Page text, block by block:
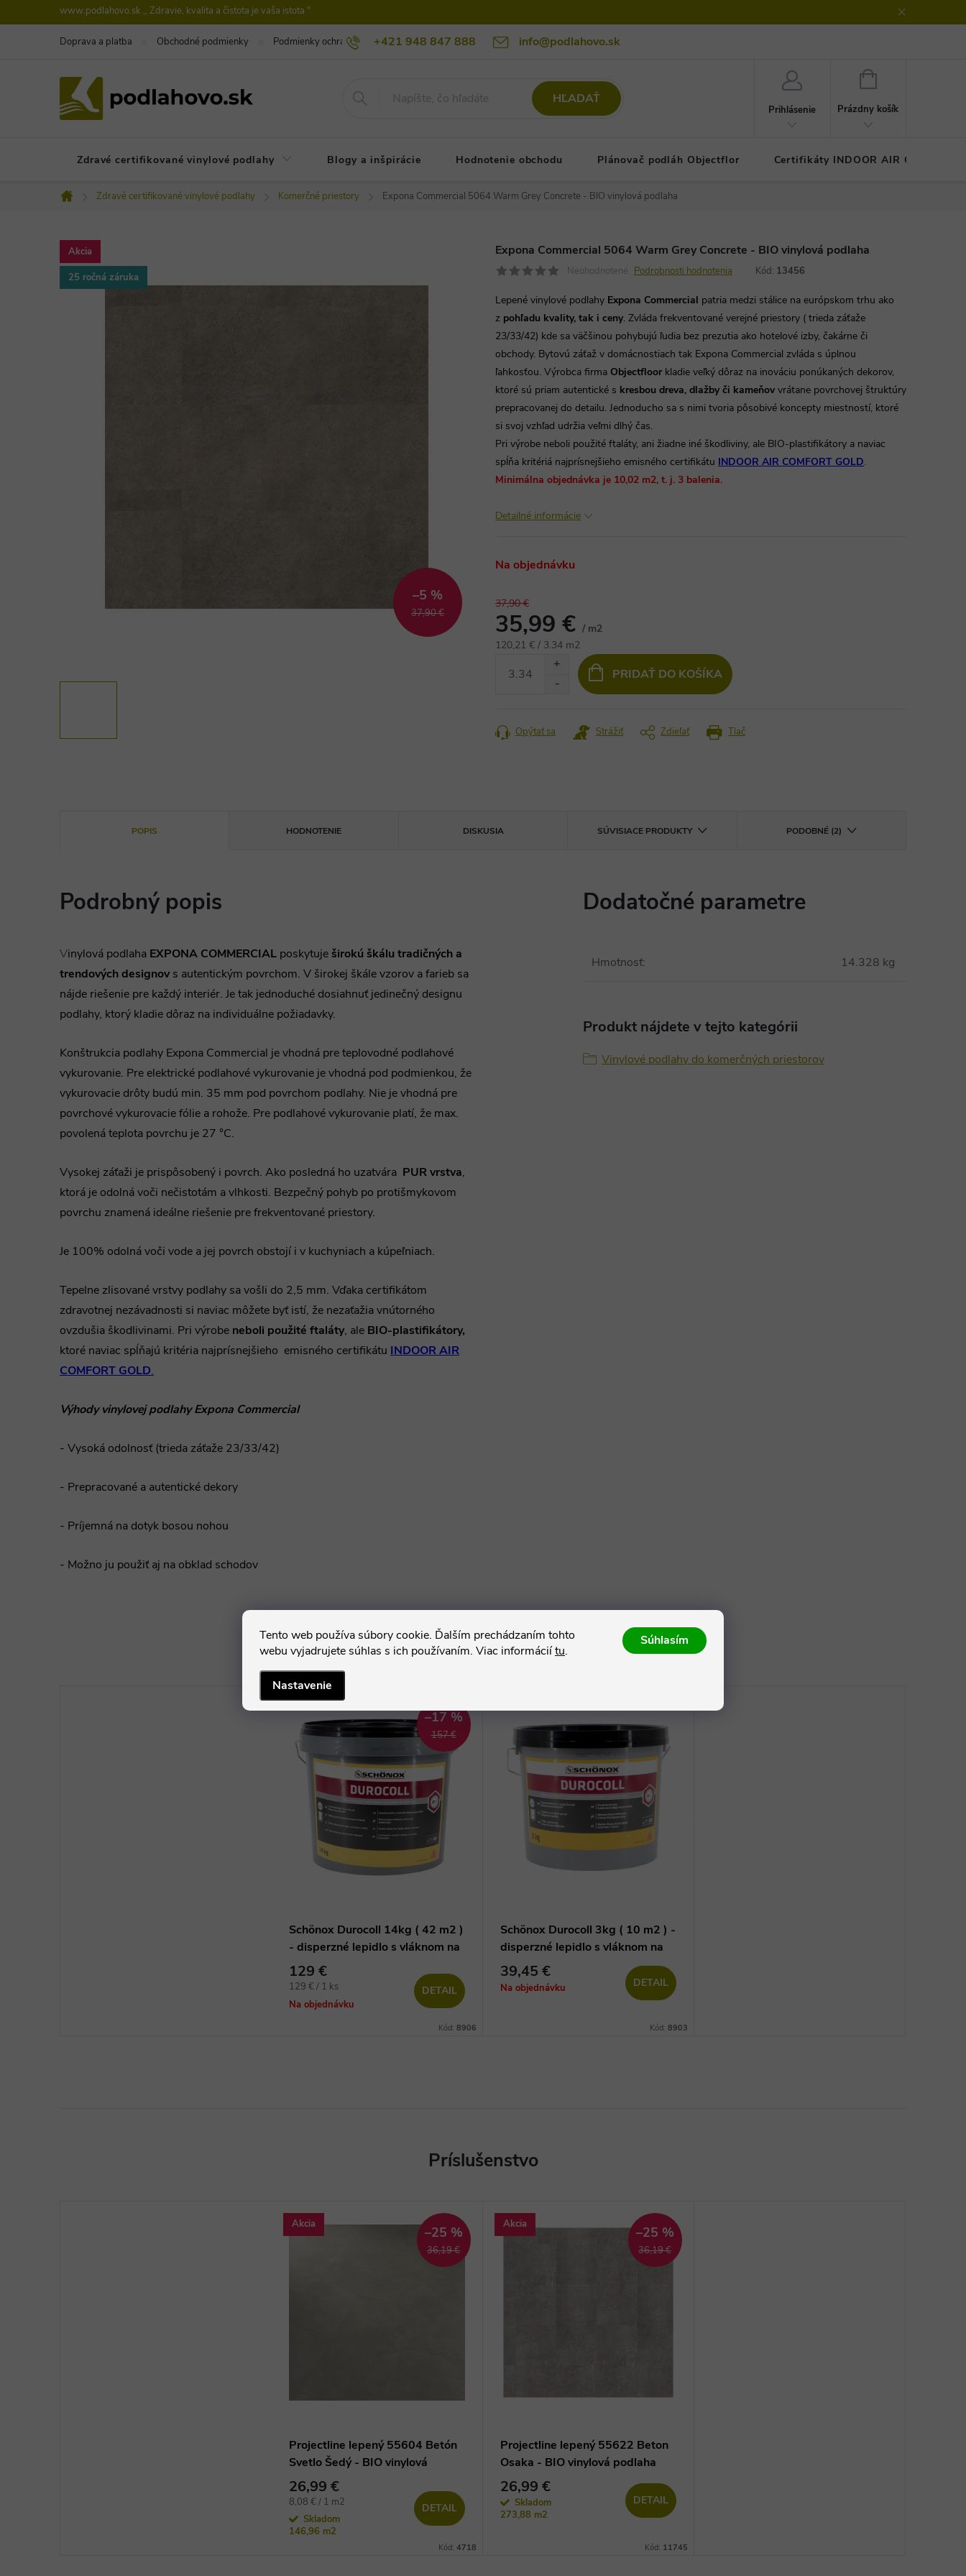
Tento web používa súbory cookie. Ďalším prechádzaním tohto
webu vyjadrujete súhlas s ich používaním. Viac informáciítu.
Nastavenie
Súhlasím
na
www.podlahovo.sk ,, Zdravie, kvalita a čistota je vaša istota "
+421 948 847 888 info@podlahovo.sk
Doprava a platba Obchodné podmienky Podmienky ochrany osobných údajov podlahovo.sk Reklamačné podmienky
HĽADAŤ
Prihlásenie
NÁKUPNÝ
Prázdny košík
Zdravé certifikované vinylové podlahy Blogy a inšpirácie Hodnotenie obchodu Plánovač podláh Objectflor Certifikáty INDOOR AIR COMFORT
Domov
Zdravé certifikované vinylové podlahy Komerčné priestory Expona Commercial 5064 Warm Grey Concrete - BIO vinylová podlaha
Akcia
25 ročná záruka
37,90 €
–5 %
Expona Commercial 5064 Warm Grey Concrete - BIO vinylová podlaha
Neohodnotené Podrobnosti hodnotenia Kód: 13456
Lepené vinylové podlahy Expona Commercial patria medzi stálice na európskom trhu ako
z pohľadu kvality, tak i ceny. Zvláda frekventované verejné priestory ( trieda záťaže
23/33/42) kde sa väčšinou pohybujú ľudia bez prezutia ako hotelové izby, čakárne či
obchody. Bytovú záťaž v domácnostiach tak Expona Commercial zvláda s úplnou
ľahkosťou. Výrobca firma Objectfloorkladie veľký dôraz na inováciu ponúkaných dekorov,
ktoré sú priam autentické s kresbou dreva, dlažby či kameňov vrátane povrchovej štruktúry
prepracovanej do detailu. Jednoducho sa s nimi tvoria pôsobivé koncepty miestností, ktoré
si svoj vzhľad udržia veľmi dlhý čas.
Pri výrobe neboli použité ftaláty, ani žiadne iné škodliviny, ale BIO-plastifikátory a naviac
spĺňa kritériá najprísnejšieho emisného certifikátu INDOOR AIR COMFORT GOLD.
Minimálna objednávka je 10,02 m2, t. j. 3 balenia.
Detailné informácie
Na objednávku
37,90 €
35,99 € / m2
Jednotková
120,21 € / 3.34 m2
PRIDAŤ DO KOŠÍKA
Tlač
Opýtať sa Strážiť Zdieľať
POPIS HODNOTENIE DISKUSIA SÚVISIACE PRODUKTY PODOBNÉ (2)
Podrobný popis
Vinylová podlaha EXPONA COMMERCIAL poskytuješirokú škálu tradičných a
trendových designovs autentickým povrchom. V širokej škále vzorov a farieb sa
nájde riešenie pre každý interiér. Je tak jednoduché dosiahnuť jedinečný designu
podlahy, ktorý kladie dôraz na individuálne požiadavky.
Konštrukcia podlahy Expona Commercial je vhodná pre teplovodné podlahové
vykurovanie. Pre elektrické podlahové vykurovanie je vhodná pod podmienkou, že
vykurovacie drôty budú min. 35 mm pod povrchom podlahy. Nie je vhodná pre
povrchové vykurovacie fólie a rohože. Pre podlahové vykurovanie platí, že max.
povolená teplota povrchu je 27 °C.
Vysokej záťaži je prispôsobený i povrch. Ako posledná ho uzatvára PUR vrstva,
ktorá je odolná voči nečistotám a vlhkosti. Bezpečný pohyb po protišmykovom
povrchu znamená ideálne riešenie pre frekventované priestory.
Je 100% odolná voči vode a jej povrch obstojí i v kuchyniach a kúpeľniach.
Tepelne zlisované vrstvy podlahy sa vošli do 2,5 mm. Vďaka certifikátom
zdravotnej nezávadnosti si naviac môžete byť istí, že nezaťažia vnútorného
ovzdušia škodlivinami. Pri výrobe neboli použité ftaláty, ale BIO-plastifikátory,
ktoré naviac spĺňajú kritéria najprísnejšieho emisného certifikátu INDOOR AIR
COMFORT GOLD.
Výhody vinylovej podlahy Expona Commercial
- Vysoká odolnosť (trieda záťaže 23/33/42)
- Prepracované a autentické dekory
- Príjemná na dotyk bosou nohou
- Možno ju použiť aj na obklad schodov
Dodatočné parametre
Hmotnosť: 14.328 kg
Produkt nájdete v tejto kategórii
Vinylové podlahy do komerčných priestorov
Súvisiaci tovar
157 €
–17 %
Schönox Durocoll 14kg ( 42 m2 )
- disperzné lepidlo s vláknom na
vinylové podlahy
129 €
Jednotková
cena:
129 € / 1 ks
Na objednávku
DETAIL
Kód: 8906
Schönox Durocoll 3kg ( 10 m2 ) -
disperzné lepidlo s vláknom na
vinylové podlahy
39,45 €
Na objednávku DETAIL
Kód: 8903
Akcia
36,19 €
–25 %
Projectline lepený 55604 Betón
Svetlo Šedý - BIO vinylová
podlaha
26,99 €
Jednotková
cena:
8,08 € / 1 m2
Skladom
146,96 m2
DETAIL
Kód: 4718
Akcia
36,19 €
–25 %
Projectline lepený 55622 Beton
Osaka - BIO vinylová podlaha
26,99 €
Skladom
273,88 m2
DETAIL
Kód: 11745